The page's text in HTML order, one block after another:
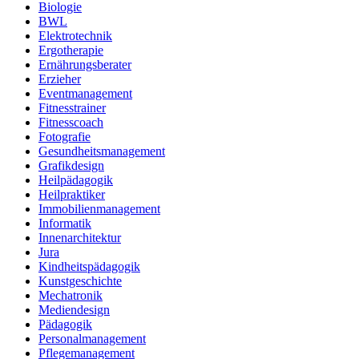
Biologie
BWL
Elektrotechnik
Ergotherapie
Ernährungsberater
Erzieher
Eventmanagement
Fitnesstrainer
Fitnesscoach
Fotografie
Gesundheitsmanagement
Grafikdesign
Heilpädagogik
Heilpraktiker
Immobilienmanagement
Informatik
Innenarchitektur
Jura
Kindheitspädagogik
Kunstgeschichte
Mechatronik
Mediendesign
Pädagogik
Personalmanagement
Pflegemanagement